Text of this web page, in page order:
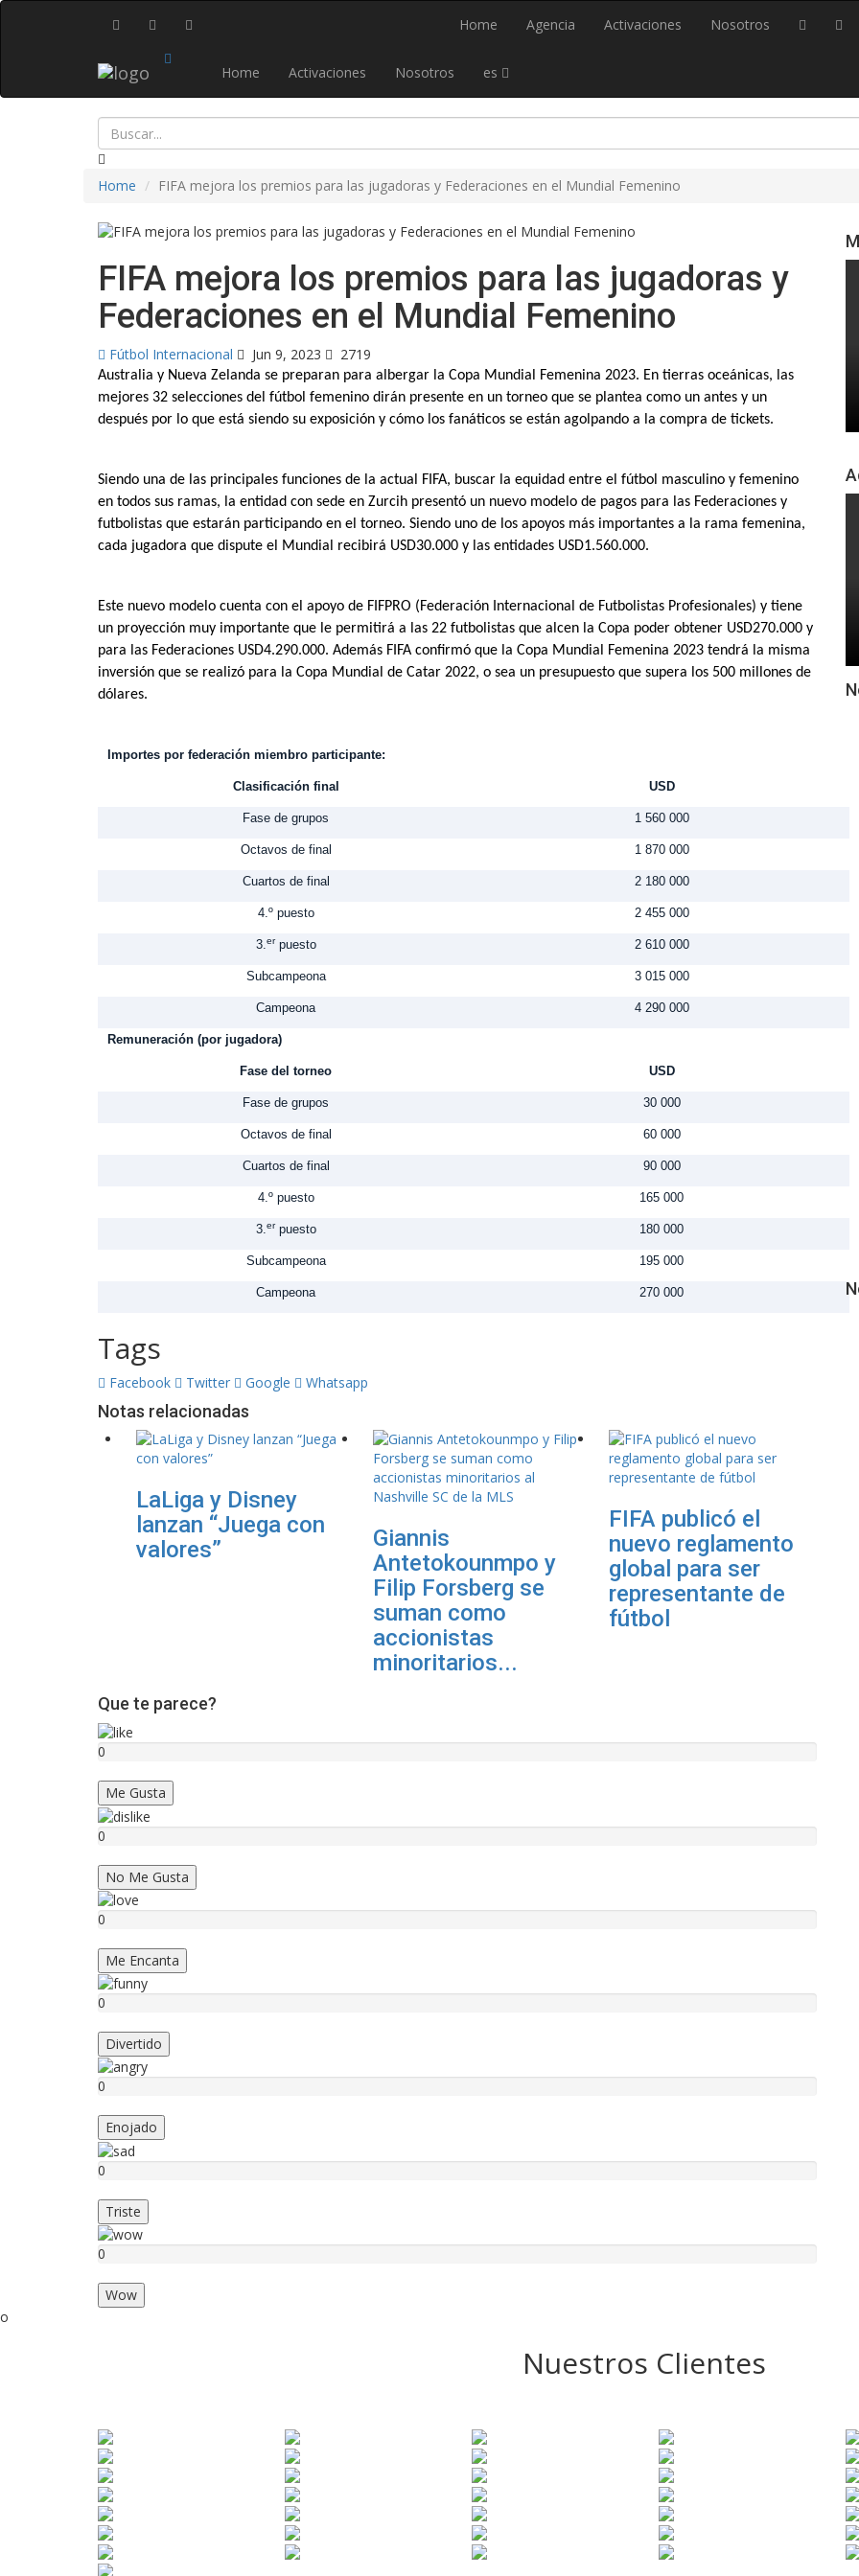
Home Agencia Activaciones Nosotros
Home Activaciones Nosotros es
Home FIFA mejora los premios para las jugadoras y Federaciones en el Mundial Femenino
FIFA mejora los premios para las jugadoras y
Federaciones en el Mundial Femenino
Fútbol Internacional Jun 9, 2023 2719
Australia y Nueva Zelanda se preparan para albergar la Copa Mundial Femenina 2023. En tierras oceánicas, las
mejores 32 selecciones del fútbol femenino dirán presente en un torneo que se plantea como un antes y un
después por lo que está siendo su exposición y cómo los fanáticos se están agolpando a la compra de tickets.
Siendo una de las principales funciones de la actual FIFA, buscar la equidad entre el fútbol masculino y femenino
en todos sus ramas, la entidad con sede en Zurcih presentó un nuevo modelo de pagos para las Federaciones y
futbolistas que estarán participando en el torneo. Siendo uno de los apoyos más importantes a la rama femenina,
cada jugadora que dispute el Mundial recibirá USD30.000 y las entidades USD1.560.000.
Este nuevo modelo cuenta con el apoyo de FIFPRO (Federación Internacional de Futbolistas Profesionales) y tiene
un proyección muy importante que le permitirá a las 22 futbolistas que alcen la Copa poder obtener USD270.000 y
para las Federaciones USD4.290.000. Además FIFA confirmó que la Copa Mundial Femenina 2023 tendrá la misma
inversión que se realizó para la Copa Mundial de Catar 2022, o sea un presupuesto que supera los 500 millones de
dólares.
Importes por federación miembro participante:
Clasificación final USD
Fase de grupos 1 560 000
Octavos de final 1 870 000
Cuartos de final 2 180 000
4.º puesto 2 455 000
3.erpuesto 2 610 000
Subcampeona 3 015 000
Campeona 4 290 000
Remuneración (por jugadora)
Fase del torneo USD
Fase de grupos 30 000
Octavos de final 60 000
Cuartos de final 90 000
4.º puesto 165 000
3.erpuesto 180 000
Subcampeona 195 000
Campeona 270 000
Tags
Facebook Twitter Google Whatsapp
Notas relacionadas
LaLiga y Disney
lanzan “Juega con
valores”
Giannis
Antetokounmpo y
Filip Forsberg se
suman como
accionistas
minoritarios...
FIFA publicó el
nuevo reglamento
global para ser
representante de
fútbol
Que te parece?
0
Me Gusta
0
No Me Gusta
0
Me Encanta
0
Divertido
0
Enojado
0
Triste
0
Wow
o
Nuestros Clientes